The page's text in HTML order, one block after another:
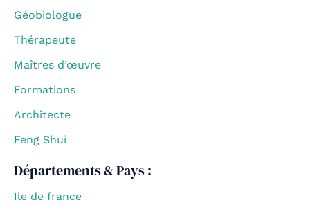
Géobiologue
Thérapeute
Maîtres d’œuvre
Formations
Architecte
Feng Shui
Départements & Pays :
Ile de france